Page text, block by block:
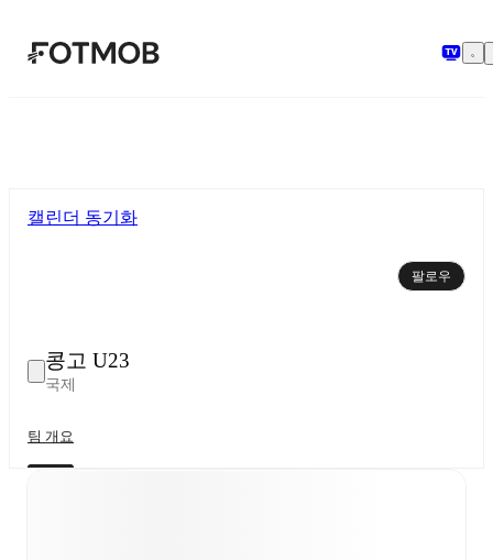
본문으로 건너뛰기
콩고 U23
국제
캘린더 동기화
팔로우
팀 개요